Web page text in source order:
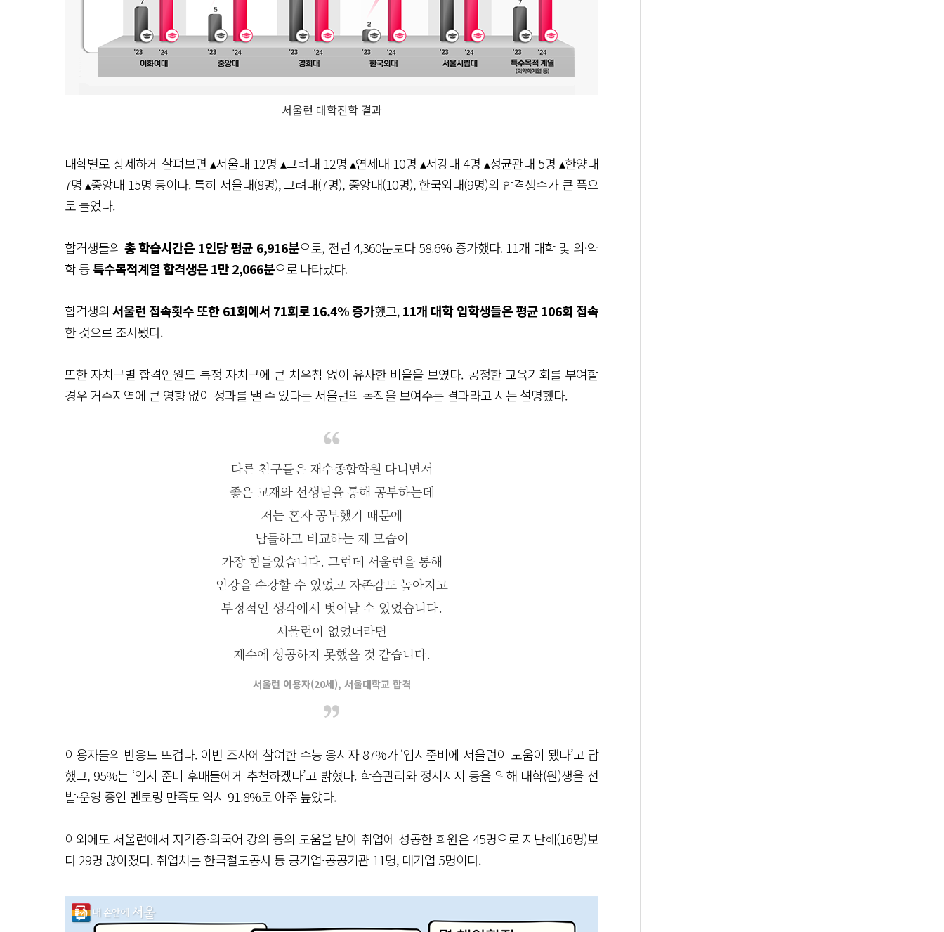
서울런 대학진학 결과
대학별로 상세하게 살펴보면 ▴서울대 12명 ▴고려대 12명 ▴연세대 10명 ▴서강대 4명 ▴성균관대 5명 ▴한양대
7명 ▴중앙대 15명 등이다. 특히 서울대(8명), 고려대(7명), 중앙대(10명), 한국외대(9명)의 합격생수가 큰 폭으
로 늘었다.
합격생들의 총 학습시간은 1인당 평균 6,916분으로, 전년 4,360분보다 58.6% 증가했다. 11개 대학 및 의·약
학 등특수목적계열 합격생은 1만 2,066분으로 나타났다.
합격생의서울런 접속횟수 또한 61회에서 71회로 16.4% 증가했고,11개 대학 입학생들은 평균 106회 접속
한 것으로 조사됐다.
또한 자치구별 합격인원도 특정 자치구에 큰 치우침 없이 유사한 비율을 보였다. 공정한 교육기회를 부여할
경우 거주지역에 큰 영향 없이 성과를 낼 수 있다는 서울런의 목적을 보여주는 결과라고 시는 설명했다.
다른 친구들은 재수종합학원 다니면서
좋은 교재와 선생님을 통해 공부하는데
저는 혼자 공부했기 때문에
남들하고 비교하는 제 모습이
가장 힘들었습니다. 그런데 서울런을 통해
인강을 수강할 수 있었고 자존감도 높아지고
부정적인 생각에서 벗어날 수 있었습니다.
서울런이 없었더라면
재수에 성공하지 못했을 것 같습니다.
서울런 이용자(20세), 서울대학교 합격
이용자들의 반응도 뜨겁다. 이번 조사에 참여한 수능 응시자 87%가 ‘입시준비에 서울런이 도움이 됐다’고 답
했고, 95%는 ‘입시 준비 후배들에게 추천하겠다’고 밝혔다. 학습관리와 정서지지 등을 위해 대학(원)생을 선
발·운영 중인 멘토링 만족도 역시 91.8%로 아주 높았다.
이외에도 서울런에서 자격증·외국어 강의 등의 도움을 받아 취업에 성공한 회원은 45명으로 지난해(16명)보
다 29명 많아졌다. 취업처는 한국철도공사 등 공기업·공공기관 11명, 대기업 5명이다.